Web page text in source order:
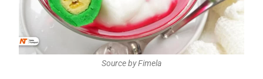
Source by Fimela